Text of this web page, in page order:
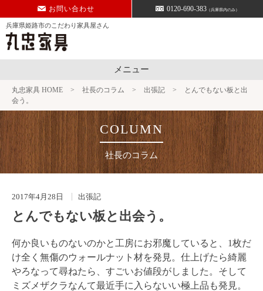
to
content
兵庫県姫路市のこだわり家具屋さん
メニュー
お問い合わせ 0120-690-383 （兵庫県内のみ）
丸忠家具 HOME > 社長のコラム > 出張記 >
とんでもない板と出
会う。
社長のコラム
2017年4月28日 出張記
とんでもない板と出会う。
何か良いものないのかと工房にお邪魔していると、1枚だ
け全く無傷のウォールナット材を発見。仕上げたら綺麗
やろなって尋ねたら、すごいお値段がしました。そして
ミズメザクラなんて最近手に入らないい極上品も発見。